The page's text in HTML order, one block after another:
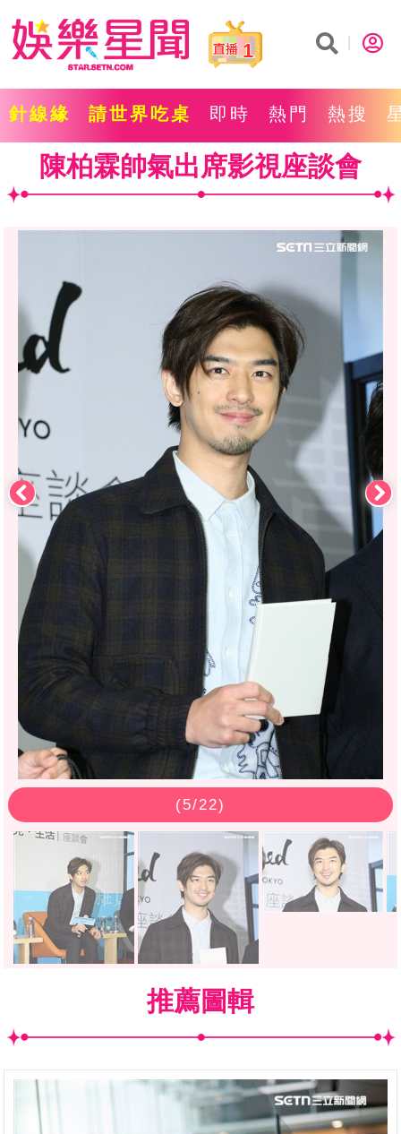
1
針線緣 請世界吃桌 即時 熱門 熱搜
陳柏霖帥氣出席影視座談會
(5/22)
推薦圖輯